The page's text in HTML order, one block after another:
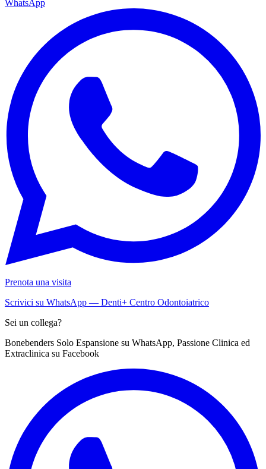
WhatsApp
Prenota una visita
Scrivici su WhatsApp — Denti+ Centro Odontoiatrico
Sei un collega?
Bonebenders Solo Espansione su WhatsApp, Passione Clinica ed
Extraclinica su Facebook